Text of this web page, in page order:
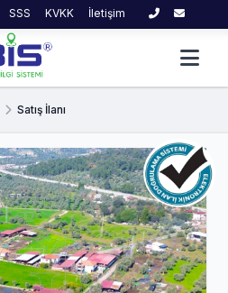
SSS KVKK İletişim
Satış İlanı